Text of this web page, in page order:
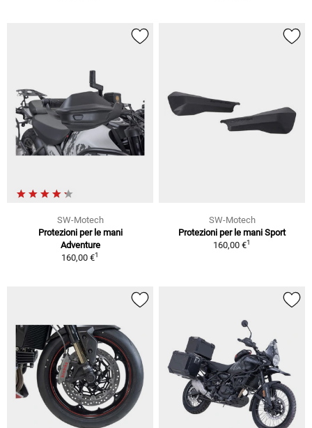
SW-Motech
Protezioni per le mani
Adventure
160,00 €1
SW-Motech
Protezioni per le mani Sport
160,00 €1